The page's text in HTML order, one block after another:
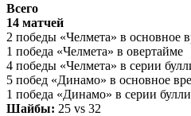
Всего
14 матчей
2 победы «Челмета» в основное
1 победа «Челмета» в овертайме
4 победы «Челмета» в серии
5 побед «Динамо» в основное
1 победа «Динамо» в серии
Шайбы: 25 vs 32